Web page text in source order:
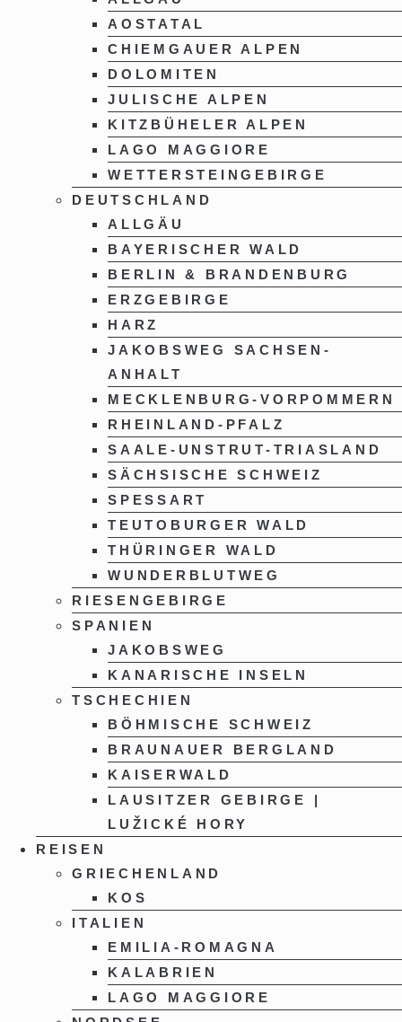
AOSTATAL
CHIEMGAUER ALPEN
DOLOMITEN
JULISCHE ALPEN
KITZBÜHELER ALPEN
LAGO MAGGIORE
WETTERSTEINGEBIRGE
DEUTSCHLAND
ALLGÄU
BAYERISCHER WALD
BERLIN & BRANDENBURG
ERZGEBIRGE
HARZ
JAKOBSWEG SACHSEN-
ANHALT
MECKLENBURG-VORPOMMERN
RHEINLAND-PFALZ
SAALE-UNSTRUT-TRIASLAND
SÄCHSISCHE SCHWEIZ
SPESSART
TEUTOBURGER WALD
THÜRINGER WALD
WUNDERBLUTWEG
RIESENGEBIRGE
SPANIEN
JAKOBSWEG
KANARISCHE INSELN
TSCHECHIEN
BÖHMISCHE SCHWEIZ
BRAUNAUER BERGLAND
KAISERWALD
LAUSITZER GEBIRGE |
LUŽICKÉ HORY
REISEN
GRIECHENLAND
KOS
ITALIEN
EMILIA-ROMAGNA
KALABRIEN
LAGO MAGGIORE